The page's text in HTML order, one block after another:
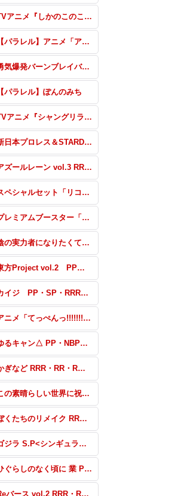
TVアニメ『しかのこのこのここしたんたん』
【パラレル】アニメ「アイドルマスター シャイニーカラーズ」
勇気爆発バーンブレイバーン
【パラレル】ぽんのみち
TVアニメ『シャングリラ・フロンティア』RRR・RR・R・C・Re
新日本プロレス＆STARDOM パラレル(スターダム)
アズールレーン vol.3 RRR・RR・R・C・Re
スペシャルセット「リコリス・リコイル」パラレル・PR
プレミアムブースター「新日本プロレス＆STARDOM」 PBR・PBP
陰の実力者になりたくて！ PP・SP・GRe・RRR+・RR+・R+・C+・Re+
東方Project vol.2 PP・SP・RRR+・RR+・R+・C+・Re+
カイジ PP・SP・RRR+・RR+・R+・C+・Re+・PR
アニメ「てっぺんっ!!!!!!!!!!!!!!!」 RRR・RR・R・C・Re
ゆるキャン△ PP・NBP・SP・RRR+・RR+・C+・Re+
かぎなど RRR・RR・R・C・Re
この素晴らしい世界に祝福を！ 高レア・パラレル
ぼくたちのリメイク RRR・RR・R・C・Re
ゴジラ S.P<シンギュラポイント> SPR・RRR+・RR+・R+・C+・Re+
ひぐらしのなく頃に 業 PP・ReSP・SP・BP+・BP・RRR+・RR+・R+・C+・Re+
Reバース vol.2 RRR・RR・R・C・ReR・ReC